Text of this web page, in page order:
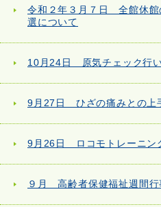
令和２年３月７日 全館休館
選について
10月24日 原気チェック行い
9月27日 ひざの痛みとの上
9月26日 ロコモトレーニン
９月 高齢者保健福祉週間行